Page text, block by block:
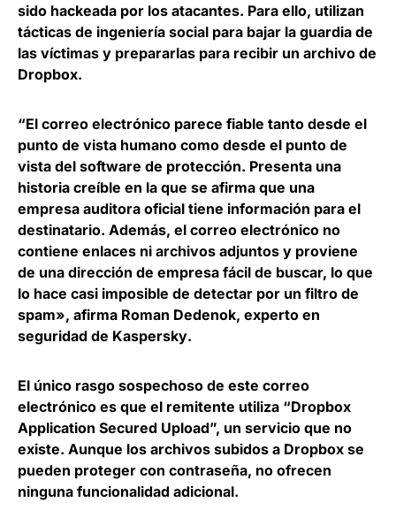
sido hackeada por los atacantes. Para ello, utilizan
tácticas de ingeniería social para bajar la guardia de
las víctimas y prepararlas para recibir un archivo de
Dropbox.
“El correo electrónico parece fiable tanto desde el
punto de vista humano como desde el punto de
vista del software de protección. Presenta una
historia creíble en la que se afirma que una
empresa auditora oficial tiene información para el
destinatario. Además, el correo electrónico no
contiene enlaces ni archivos adjuntos y proviene
de una dirección de empresa fácil de buscar, lo que
lo hace casi imposible de detectar por un filtro de
spam», afirma Roman Dedenok, experto en
seguridad de Kaspersky.
El único rasgo sospechoso de este correo
electrónico es que el remitente utiliza “Dropbox
Application Secured Upload”, un servicio que no
existe. Aunque los archivos subidos a Dropbox se
pueden proteger con contraseña, no ofrecen
ninguna funcionalidad adicional.